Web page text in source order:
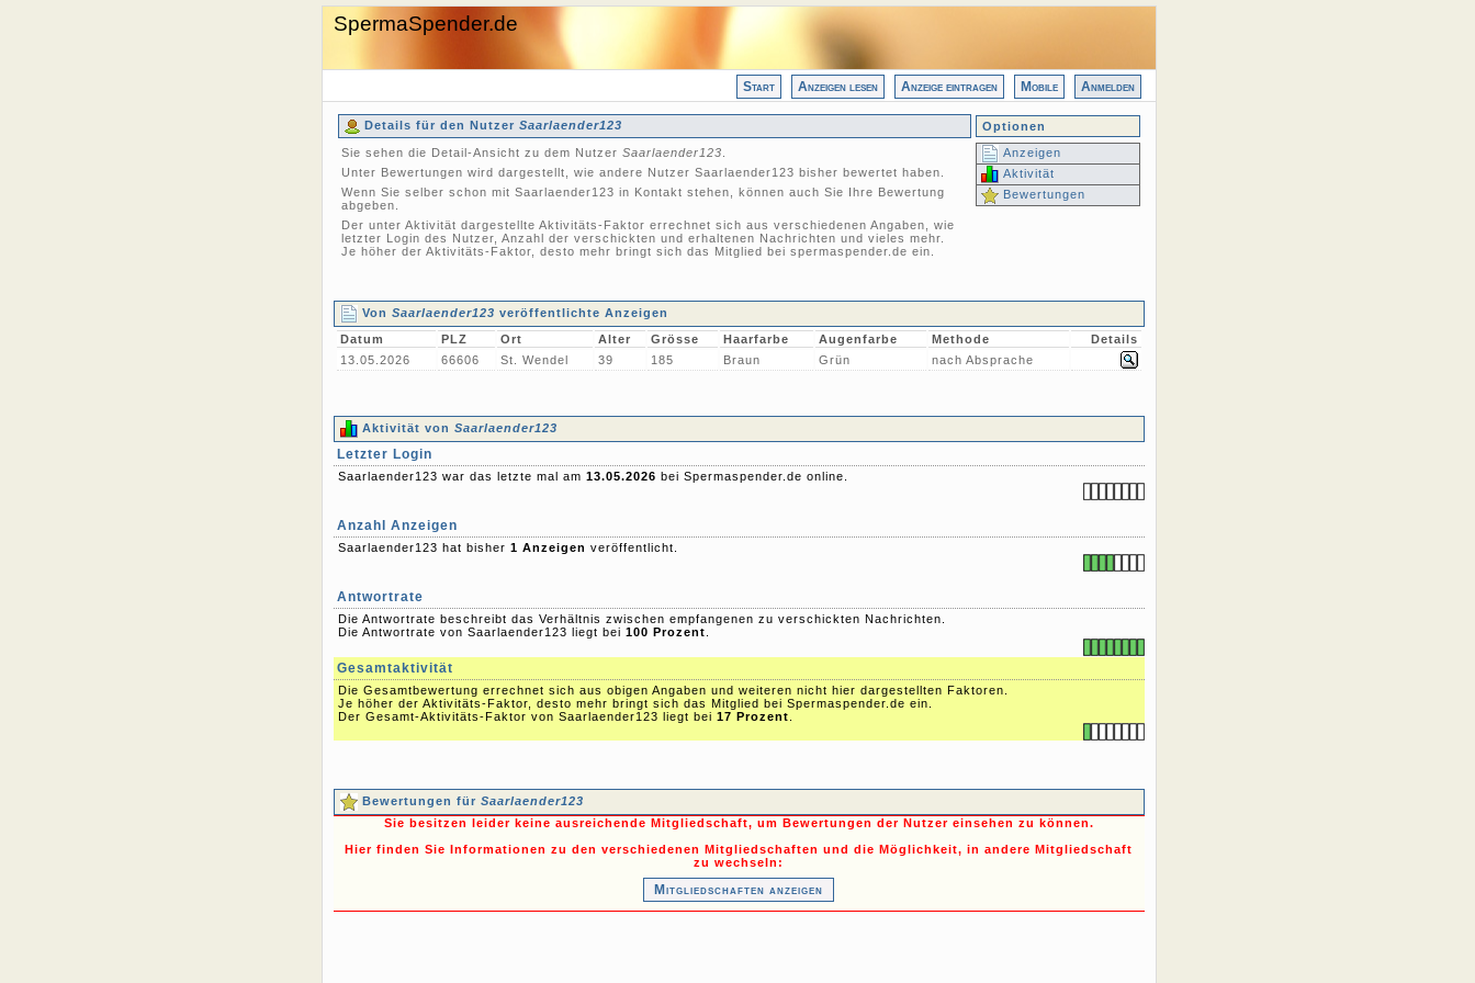
SpermaSpender.de
Start Anzeigen lesen Anzeige eintragen Mobile Anmelden
Details für den Nutzer Saarlaender123
Optionen
Sie sehen die Detail-Ansicht zu dem Nutzer Saarlaender123
Unter Bewertungen wird dargestellt, wie andere Nutzer Saarlaender123 bisher bewertet haben.
Wenn Sie selber schon mit Saarlaender123 in Kontakt stehen, können auch Sie Ihre Bewertung
abgeben.
Der unter Aktivität dargestellte Aktivitäts-Faktor errechnet sich aus verschiedenen Angaben, wie
letzter Login des Nutzer, Anzahl der verschickten und erhaltenen Nachrichten und vieles mehr.
Je höher der Aktivitäts-Faktor, desto mehr bringt sich das Mitglied bei spermaspender.de ein.
Anzeigen
Aktivität
Bewertungen
Von Saarlaender123 veröffentlichte Anzeigen
Datum PLZ Ort Alter Grösse Haarfarbe Augenfarbe Methode
Details
13.05.2026
66606 St. Wendel 39 185 Braun Grün nach Absprache
Aktivität von Saarlaender123
Letzter Login
Saarlaender123 war das letzte mal am 13.05.2026 bei Spermaspender.de online.
Anzahl Anzeigen
Saarlaender123 hat bisher 1 Anzeigen veröffentlicht.
Antwortrate
Die Antwortrate beschreibt das Verhältnis zwischen empfangenen zu verschickten Nachrichten.
Die Antwortrate von Saarlaender123 liegt bei 100 Prozent
Gesamtaktivität
Die Gesamtbewertung errechnet sich aus obigen Angaben und weiteren nicht hier dargestellten Faktoren.
Je höher der Aktivitäts-Faktor, desto mehr bringt sich das Mitglied bei Spermaspender.de ein.
Der Gesamt-Aktivitäts-Faktor von Saarlaender123 liegt bei 17 Prozent
Bewertungen für Saarlaender123
Sie besitzen leider keine ausreichende Mitgliedschaft, um Bewertungen der Nutzer einsehen zu können.
Hier finden Sie Informationen zu den verschiedenen Mitgliedschaften und die Möglichkeit, in andere Mitgliedschaft
zu wechseln:
Mitgliedschaften anzeigen